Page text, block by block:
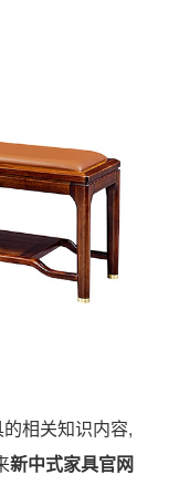
相关知识内容,
新中式家具官网